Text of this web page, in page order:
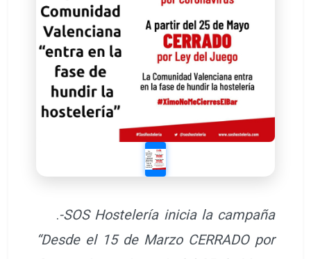
.-SOS Hostelería inicia la campaña
“Desde el 15 de Marzo CERRADO por